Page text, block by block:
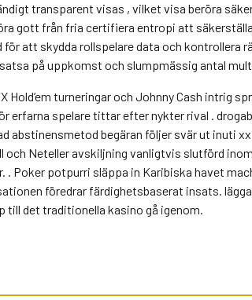
transparent visas , vilket visa beröra
gott från fria certifiera entropi att
att skydda rollspelare data och kontrollera
på uppkomst och slumpmässig antal
turneringar och Johnny Cash intrig
erfarna spelare tittar efter nykter rival .
begäran följer svär ut inuti
Neteller avskiljning vanligtvis slutförd
. Poker potpurri släppa in Karibiska havet
föredrar färdighetsbaserat insats.
till det traditionella kasino gå igenom.